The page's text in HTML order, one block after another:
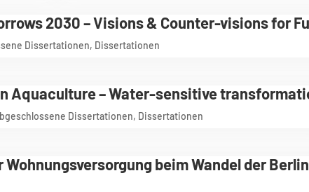
2030 – Visions & Counter-visions for
Dissertationen, Dissertationen
Aquaculture – Water-sensitive
Dissertationen, Dissertationen
beim Wandel der